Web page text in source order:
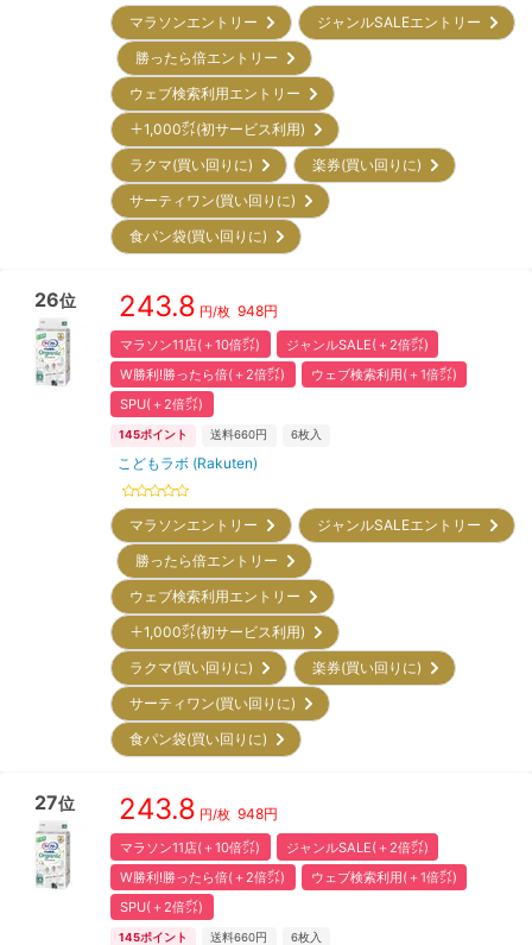
マラソンエントリー
ジャンルSALEエントリー
勝ったら倍エントリー
ウェブ検索利用エントリー
＋1,000㌽(初サービス利用)
ラクマ(買い回りに)
楽券(買い回りに)
サーティワン(買い回りに)
食パン袋(買い回りに)
26位 243.8 円/枚 948円
マラソン11店(＋10倍㌽)
ジャンルSALE(＋2倍㌽)
W勝利!勝ったら倍(＋2倍㌽)
ウェブ検索利用(＋1倍㌽)
SPU(＋2倍㌽)
145ポイント 送料660円 6枚入
こどもラボ (Rakuten)
マラソンエントリー
ジャンルSALEエントリー
勝ったら倍エントリー
ウェブ検索利用エントリー
＋1,000㌽(初サービス利用)
ラクマ(買い回りに)
楽券(買い回りに)
サーティワン(買い回りに)
食パン袋(買い回りに)
27位 243.8 円/枚 948円
マラソン11店(＋10倍㌽)
ジャンルSALE(＋2倍㌽)
W勝利!勝ったら倍(＋2倍㌽)
ウェブ検索利用(＋1倍㌽)
SPU(＋2倍㌽)
145ポイント 送料660円 6枚入